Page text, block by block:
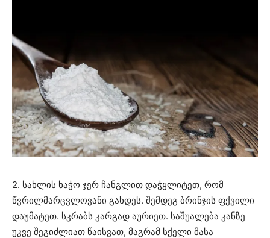
2. სახლის ხაჭო ჯერ ჩანგლით დაჭყლიტეთ, რომ
წვრილმარცვლოვანი გახდეს. შემდეგ ბრინჯის ფქვილი
დაუმატეთ. სკრაბს კარგად აურიეთ. საშუალება კანზე
უკვე შეგიძლიათ წაისვათ, მაგრამ სქელი მასა